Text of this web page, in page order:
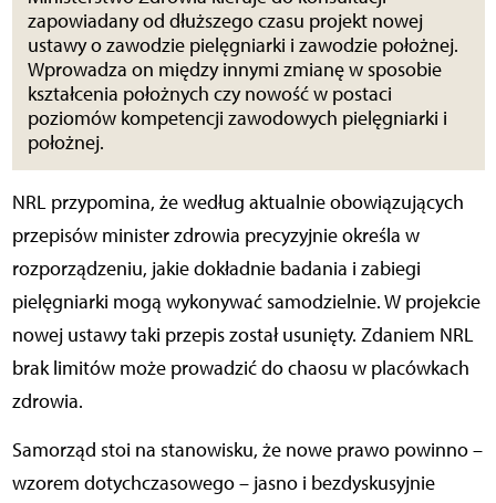
zapowiadany od dłuższego czasu projekt nowej
ustawy o zawodzie pielęgniarki i zawodzie położnej.
Wprowadza on między innymi zmianę w sposobie
kształcenia położnych czy nowość w postaci
poziomów kompetencji zawodowych pielęgniarki i
położnej.
NRL przypomina, że według aktualnie obowiązujących
przepisów minister zdrowia precyzyjnie określa w
rozporządzeniu, jakie dokładnie badania i zabiegi
pielęgniarki mogą wykonywać samodzielnie. W projekcie
nowej ustawy taki przepis został usunięty. Zdaniem NRL
brak limitów może prowadzić do chaosu w placówkach
zdrowia.
Samorząd stoi na stanowisku, że nowe prawo powinno –
wzorem dotychczasowego – jasno i bezdyskusyjnie